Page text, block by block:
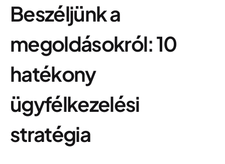
Beszéljünk a
megoldásokról: 10
hatékony
ügyfélkezelési
stratégia